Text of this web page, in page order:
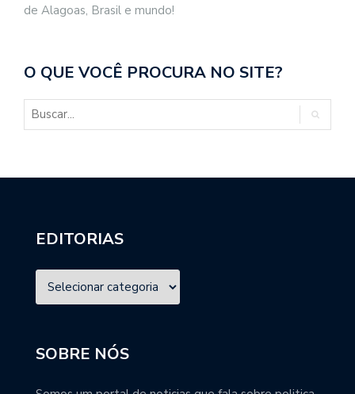
de Alagoas, Brasil e mundo!
O QUE VOCÊ PROCURA NO SITE?
EDITORIAS
SOBRE NÓS